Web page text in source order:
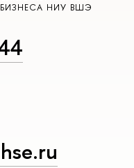
НИУ ВШЭ